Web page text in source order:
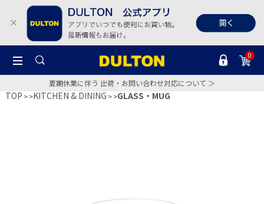
0
夏期休業に伴う 出荷・お問い合わせ対応について ＞
TOP >KITCHEN & DINING >GLASS・MUG